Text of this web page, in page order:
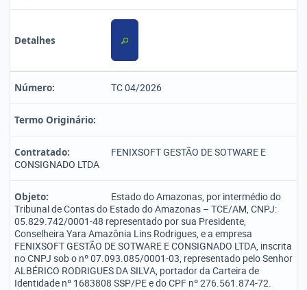
Detalhes
Número: TC 04/2026
Termo Originário:
Contratado:
FENIXSOFT GESTÃO DE SOTWARE E
CONSIGNADO LTDA
Objeto:
Estado do Amazonas, por intermédio do
Tribunal de Contas do Estado do Amazonas – TCE/AM, CNPJ:
05.829.742/0001-48 representado por sua Presidente,
Conselheira Yara Amazônia Lins Rodrigues, e a empresa
FENIXSOFT GESTÃO DE SOTWARE E CONSIGNADO LTDA, inscrita
no CNPJ sob o nº 07.093.085/0001-03, representado pelo Senhor
ALBÉRICO RODRIGUES DA SILVA, portador da Carteira de
Identidade nº 1683808 SSP/PE e do CPF nº 276.561.874-72.